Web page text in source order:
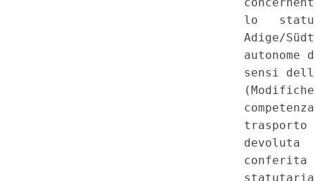
autonoma di Trento 2
2 e 5; 5; 7, commi 1, 2 e 3;
commi primo, secondo,
speciale per il Trentino-Alto
numeri 5) e 6). (T-230058)
Costituzionale n.14 del 5-4-